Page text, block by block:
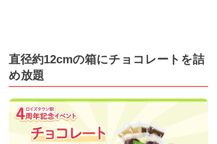
直径約12cmの箱にチョコレートを詰
め放題